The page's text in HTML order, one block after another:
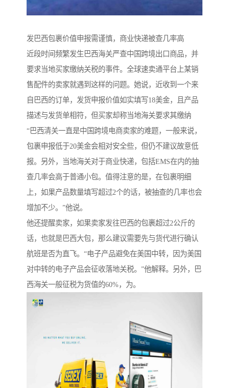
发巴西包裹价值申报需谨慎，商业快递被查几率高
近段时间频繁发生巴西海关严查中国跨境出口商品，并
要求当地买家缴纳关税的事件。全球速卖通平台上某销
售配件的卖家就遇到这样的问题。她说，近收到一个来
自巴西的订单，发货申报价值如实填写18美金，且产品
描述与发货单相符，但买家却称当地海关要求其缴纳
“巴西清关一直是中国跨境电商卖家的难题，一般来说，
包裹申报低于20美金会相对安全些，但仍不建议故意低
报。另外，当地海关对于商业快递，包括EMS在内的抽
查几率会高于普通小包。值得注意的是，在包裹明细
上，如果产品数量填写超过2个的话，被抽查的几率也会
增加不少。”他说。
他还提醒卖家，如果卖家发往巴西的包裹超过2公斤的
话，也就是巴西大包，那么建议需要先与货代进行确认
航班是否为直飞。“电子产品避免在美国中转，因为美国
对中转的电子产品会征收落地关税。”他解释。另外，巴
西海关一般征税为货值的60%，为。